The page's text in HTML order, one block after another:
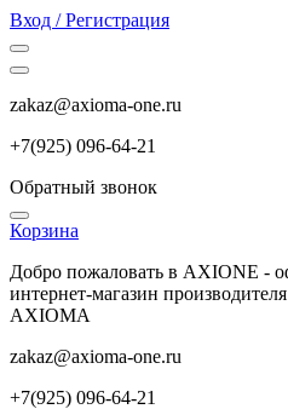
Вход / Регистрация
zakaz@axioma-one.ru
+7(925) 096-64-21
Обратный звонок
Корзина
Добро пожаловать в AXIONE -
интернет-магазин
AXIOMA
zakaz@axioma-one.ru
+7(925) 096-64-21